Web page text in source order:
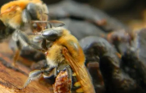
Campamochas)